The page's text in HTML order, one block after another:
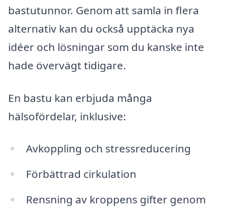
bastutunnor. Genom att samla in flera
alternativ kan du också upptäcka nya
idéer och lösningar som du kanske inte
hade övervägt tidigare.
En bastu kan erbjuda många
hälsofördelar, inklusive:
Avkoppling och stressreducering
Förbättrad cirkulation
Rensning av kroppens gifter genom